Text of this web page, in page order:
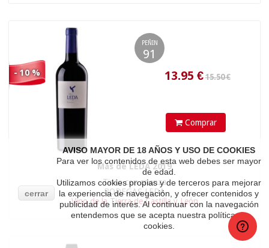
- 10 %
PEÑIN
91
Comprar
Más de LEDA 2019
Tinto con crianza
BODEGAS LEDA
Vino de la Tierra de Castilla y León
20.50 €
cerrar
AVISO MAYOR DE 18 AÑOS Y USO DE COOKIES
Para ver los contenidos de esta web debes ser mayor
de edad.
Utilizamos cookies propias y de terceros para mejorar
la experiencia de navegación, y ofrecer contenidos y
publicidad de interés. Al continuar con la navegación
entendemos que se acepta nuestra política de
cookies.